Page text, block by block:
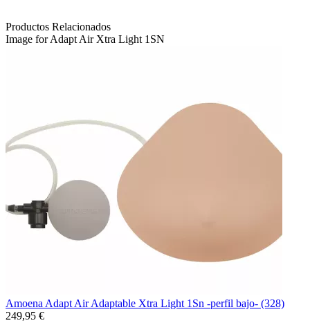
Productos Relacionados
Image for Adapt Air Xtra Light 1SN
Amoena Adapt Air Adaptable Xtra Light 1Sn -perfil bajo- (328)
249,95 €